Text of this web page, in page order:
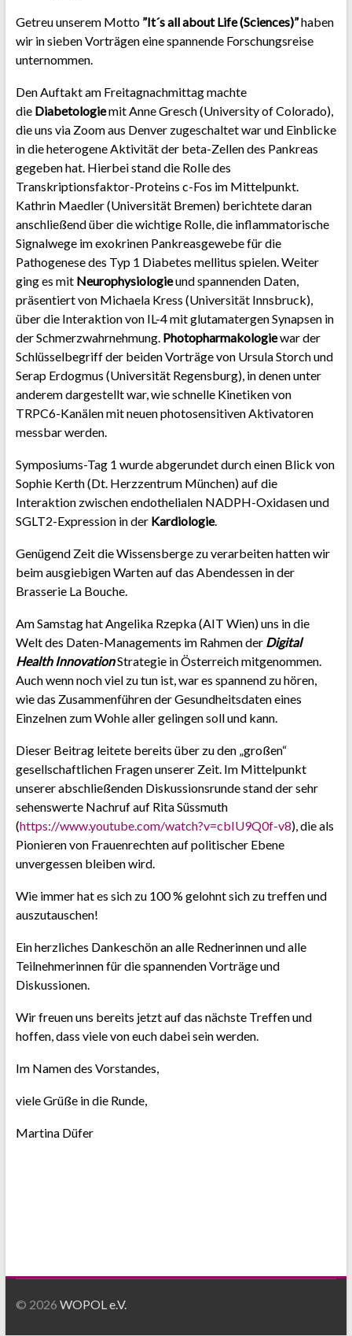
Getreu unserem Motto ”It´s all about Life (Sciences)”haben
wir in sieben Vorträgen eine spannende Forschungsreise
unternommen.
Den Auftakt am Freitagnachmittag machte
die Diabetologiemit Anne Gresch (University of Colorado),
die uns via Zoom aus Denver zugeschaltet war und Einblicke
in die heterogene Aktivität der beta-Zellen des Pankreas
gegeben hat. Hierbei stand die Rolle des
Transkriptionsfaktor-Proteins c-Fos im Mittelpunkt.
Kathrin Maedler (Universität Bremen) berichtete daran
anschließend über die wichtige Rolle, die inflammatorische
Signalwege im exokrinen Pankreasgewebe für die
Pathogenese des Typ 1 Diabetes mellitus spielen. Weiter
ging es mit Neurophysiologieund spannenden Daten,
präsentiert von Michaela Kress (Universität Innsbruck),
über die Interaktion von IL-4 mit glutamatergen Synapsen in
der Schmerzwahrnehmung. Photopharmakologiewar der
Schlüsselbegriff der beiden Vorträge von Ursula Storch und
Serap Erdogmus (Universität Regensburg), in denen unter
anderem dargestellt war, wie schnelle Kinetiken von
TRPC6-Kanälen mit neuen photosensitiven Aktivatoren
messbar werden.
Symposiums-Tag 1 wurde abgerundet durch einen Blick von
Sophie Kerth (Dt. Herzzentrum München) auf die
Interaktion zwischen endothelialen NADPH-Oxidasen und
SGLT2-Expression in der Kardiologie.
Genügend Zeit die Wissensberge zu verarbeiten hatten wir
beim ausgiebigen Warten auf das Abendessen in der
Brasserie La Bouche.
Am Samstag hat Angelika Rzepka (AIT Wien) uns in die
Welt des Daten-Managements im Rahmen der Digital
Health InnovationStrategie in Österreich mitgenommen.
Auch wenn noch viel zu tun ist, war es spannend zu hören,
wie das Zusammenführen der Gesundheitsdaten eines
Einzelnen zum Wohle aller gelingen soll und kann.
Dieser Beitrag leitete bereits über zu den „großen“
gesellschaftlichen Fragen unserer Zeit. Im Mittelpunkt
unserer abschließenden Diskussionsrunde stand der sehr
sehenswerte Nachruf auf Rita Süssmuth
(https://www.youtube.com/watch?v=cbIU9Q0f-v8), die als
Pionieren von Frauenrechten auf politischer Ebene
unvergessen bleiben wird.
Wie immer hat es sich zu 100 % gelohnt sich zu treffen und
auszutauschen!
Ein herzliches Dankeschön an alle Rednerinnen und alle
Teilnehmerinnen für die spannenden Vorträge und
Diskussionen.
Wir freuen uns bereits jetzt auf das nächste Treffen und
hoffen, dass viele von euch dabei sein werden.
Im Namen des Vorstandes,
viele Grüße in die Runde,
Martina Düfer
© 2026 WOPOL e.V.